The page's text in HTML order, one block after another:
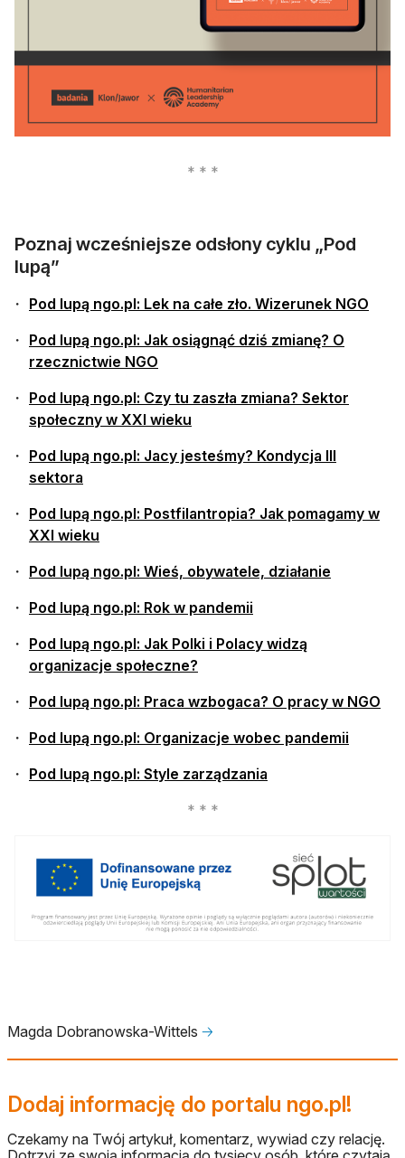
Poznaj wcześniejsze odsłony cyklu „Pod
lupą”
Pod lupą ngo.pl: Lek na całe zło. Wizerunek NGO
Pod lupą ngo.pl: Jak osiągnąć dziś zmianę? O
rzecznictwie NGO
Pod lupą ngo.pl: Czy tu zaszła zmiana? Sektor
społeczny w XXI wieku
Pod lupą ngo.pl: Jacy jesteśmy? Kondycja III
sektora
Pod lupą ngo.pl: Postfilantropia? Jak pomagamy w
XXI wieku
Pod lupą ngo.pl: Wieś, obywatele, działanie
Pod lupą ngo.pl: Rok w pandemii
Pod lupą ngo.pl: Jak Polki i Polacy widzą
organizacje społeczne?
Pod lupą ngo.pl: Praca wzbogaca? O pracy w NGO
Pod lupą ngo.pl: Organizacje wobec pandemii
Pod lupą ngo.pl: Style zarządzania
Magda Dobranowska-Wittels 🡢
Dodaj informację do portalu ngo.pl!
Czekamy na Twój artykuł, komentarz, wywiad czy relację.